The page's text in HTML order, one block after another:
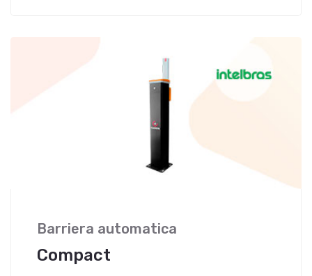
Barriera automatica
Compact